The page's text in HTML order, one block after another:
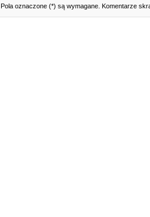
Pola oznaczone (*) są wymagane. Komentarze